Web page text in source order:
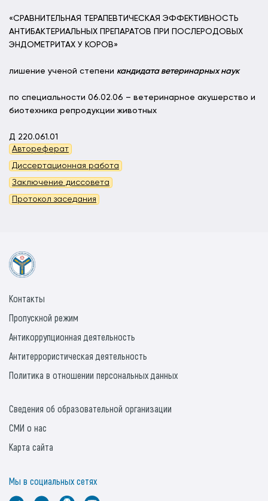
«СРАВНИТЕЛЬНАЯ ТЕРАПЕВТИЧЕСКАЯ ЭФФЕКТИВНОСТЬ
АНТИБАКТЕРИАЛЬНЫХ ПРЕПАРАТОВ ПРИ ПОСЛЕРОДОВЫХ
ЭНДОМЕТРИТАХ У КОРОВ»
лишение ученой степени кандидата ветеринарных наук
по специальности 06.02.06 – ветеринарное акушерство и
биотехника репродукции животных
Д 220.061.01
Автореферат
Диссертационная работа
Заключение диссовета
Протокол заседания
Контакты
Пропускной режим
Антикоррупционная деятельность
Антитеррористическая деятельность
Политика в отношении персональных данных
Сведения об образовательной организации
СМИ о нас
Карта сайта
Мы в социальных сетях